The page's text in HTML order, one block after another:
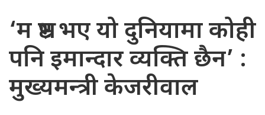
‘म भ्रष्ट भए यो दुनियामा कोही
पनि इमान्दार व्यक्ति छैन’ :
मुख्यमन्त्री केजरीवाल